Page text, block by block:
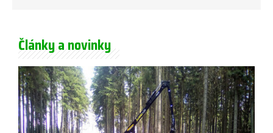
Články a novinky